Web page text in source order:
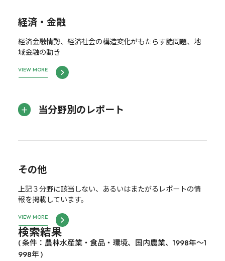
経済・金融
経済金融情勢、経済社会の構造変化がもたらす諸問題、地
域金融の動き
VIEW MORE
当分野別のレポート
その他
上記３分野に該当しない、あるいはまたがるレポートの情
報を掲載しています。
VIEW MORE
検索結果
( 条件：農林水産業・食品・環境、国内農業、1998年～1
998年 )